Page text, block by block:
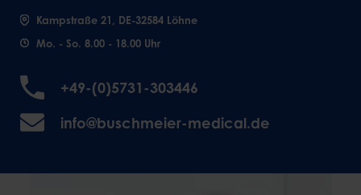
Kampstraße 21, DE-32584 Löhne
Mo. - So. 8.00 - 18.00 Uhr
+49-(0)5731-303446
info@buschmeier-medical.de